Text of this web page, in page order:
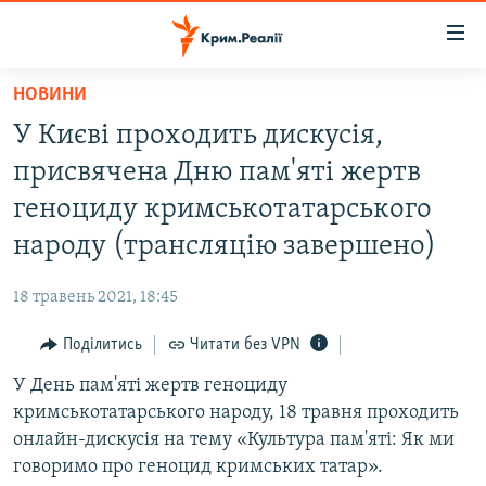
Перейти
основного
матеріалу
Перейти
до
основної
Перейти
пошуку
ВІДЕО ТА ФОТО
ПОГЛЯД
ІНТЕРВ'Ю
ВСЕ ЗА ДЕНЬ
СПЕЦПРОЕКТИ
ДЕПОРТАЦІЯ
ЯК ОБІЙТИ БЛОКУВАННЯ
НОВИНИ
У Києві проходить дискусія,
присвячена Дню пам'яті жертв
геноциду кримськотатарського
народу (трансляцію завершено)
18 травень 2021, 18:45
Поділитись Читати без VPN
У День пам'яті жертв геноциду
кримськотатарського народу, 18 травня проходить
онлайн-дискусія на тему «Культура пам'яті: Як ми
говоримо про геноцид кримських татар».